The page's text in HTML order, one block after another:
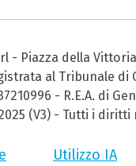
- Piazza della
al Tribunale di
- R.E.A. di
(V3) - Tutti i diritti
Utilizzo IA